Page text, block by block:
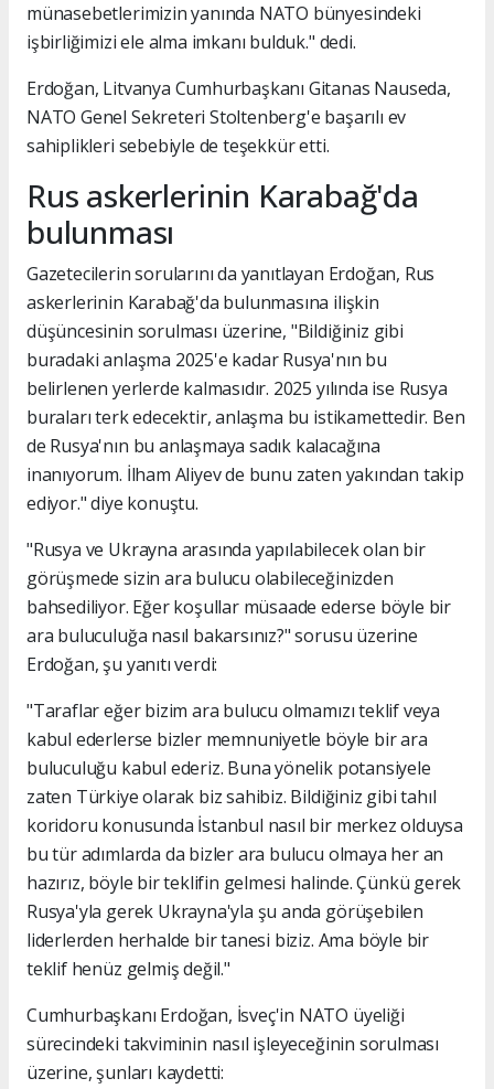
münasebetlerimizin yanında NATO bünyesindeki
işbirliğimizi ele alma imkanı bulduk." dedi.
Erdoğan, Litvanya Cumhurbaşkanı Gitanas Nauseda,
NATO Genel Sekreteri Stoltenberg'e başarılı ev
sahiplikleri sebebiyle de teşekkür etti.
Rus askerlerinin Karabağ'da
bulunması
Gazetecilerin sorularını da yanıtlayan Erdoğan, Rus
askerlerinin Karabağ'da bulunmasına ilişkin
düşüncesinin sorulması üzerine, "Bildiğiniz gibi
buradaki anlaşma 2025'e kadar Rusya'nın bu
belirlenen yerlerde kalmasıdır. 2025 yılında ise Rusya
buraları terk edecektir, anlaşma bu istikamettedir. Ben
de Rusya'nın bu anlaşmaya sadık kalacağına
inanıyorum. İlham Aliyev de bunu zaten yakından takip
ediyor." diye konuştu.
"Rusya ve Ukrayna arasında yapılabilecek olan bir
görüşmede sizin ara bulucu olabileceğinizden
bahsediliyor. Eğer koşullar müsaade ederse böyle bir
ara buluculuğa nasıl bakarsınız?" sorusu üzerine
Erdoğan, şu yanıtı verdi:
"Taraflar eğer bizim ara bulucu olmamızı teklif veya
kabul ederlerse bizler memnuniyetle böyle bir ara
buluculuğu kabul ederiz. Buna yönelik potansiyele
zaten Türkiye olarak biz sahibiz. Bildiğiniz gibi tahıl
koridoru konusunda İstanbul nasıl bir merkez olduysa
bu tür adımlarda da bizler ara bulucu olmaya her an
hazırız, böyle bir teklifin gelmesi halinde. Çünkü gerek
Rusya'yla gerek Ukrayna'yla şu anda görüşebilen
liderlerden herhalde bir tanesi biziz. Ama böyle bir
teklif henüz gelmiş değil."
Cumhurbaşkanı Erdoğan, İsveç'in NATO üyeliği
sürecindeki takviminin nasıl işleyeceğinin sorulması
üzerine, şunları kaydetti: